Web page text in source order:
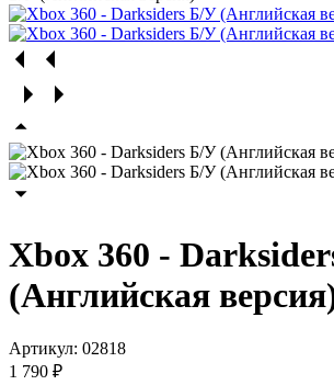
Xbox 360 -
(Английская
Артикул: 02818
1 790 ₽